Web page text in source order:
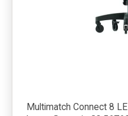
Multimatch Connect 8